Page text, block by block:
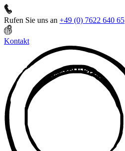
Rufen Sie uns an +49 (0) 7622 640 65
Kontakt